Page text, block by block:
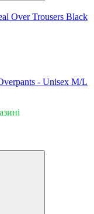
Over Trousers Black